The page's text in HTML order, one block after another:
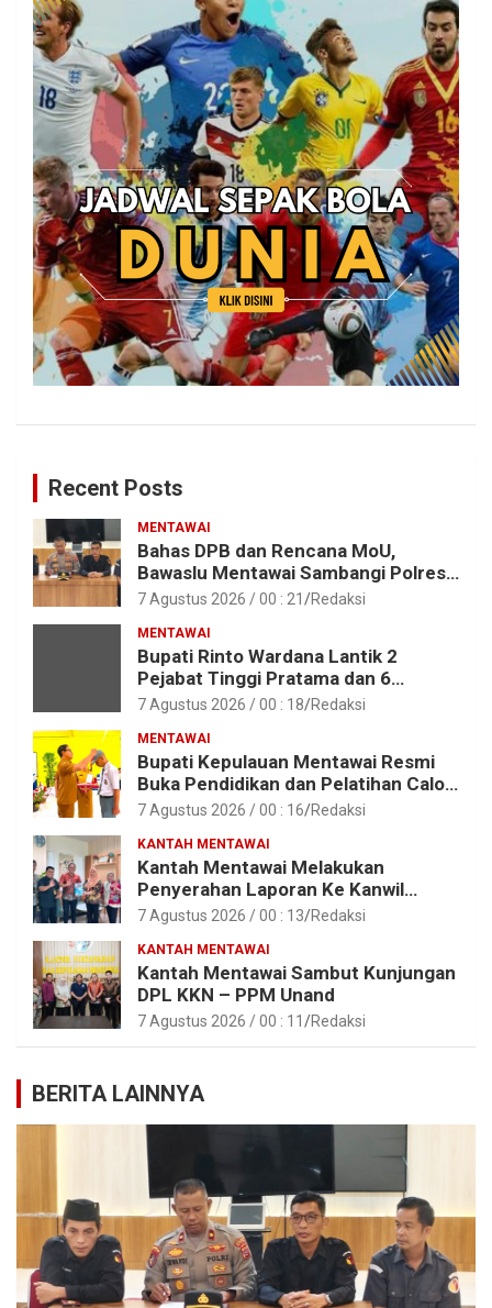
Recent Posts
MENTAWAI
Bahas DPB dan Rencana MoU,
Bawaslu Mentawai Sambangi Polres
Mentawai
7 Agustus 2026 / 00 : 21 Redaksi
MENTAWAI
Bupati Rinto Wardana Lantik 2
Pejabat Tinggi Pratama dan 6
Pejabat Fungsional di Lingkungan
7 Agustus 2026 / 00 : 18 Redaksi
MENTAWAI
Bupati Kepulauan Mentawai Resmi
Buka Pendidikan dan Pelatihan Calon
Paskibraka Tahun 2026
7 Agustus 2026 / 00 : 16 Redaksi
KANTAH MENTAWAI
Kantah Mentawai Melakukan
Penyerahan Laporan Ke Kanwil
Kemen ATR/BPN RI Sumbar
7 Agustus 2026 / 00 : 13 Redaksi
KANTAH MENTAWAI
Kantah Mentawai Sambut Kunjungan
DPL KKN – PPM Unand
7 Agustus 2026 / 00 : 11 Redaksi
BERITA LAINNYA